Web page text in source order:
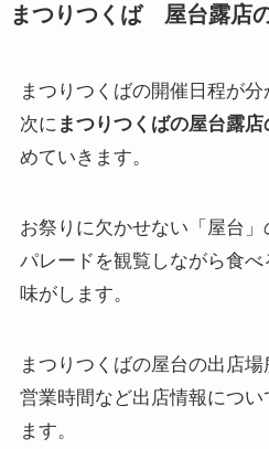
まつりつくば 屋台露店
まつりつくばの開催日程が
次に まつりつくばの屋台露
めていきます。
お祭りに欠かせない「屋台」
パレードを観覧しながら食
味がします。
まつりつくばの屋台の出店場
営業時間など出店情報につ
ます。